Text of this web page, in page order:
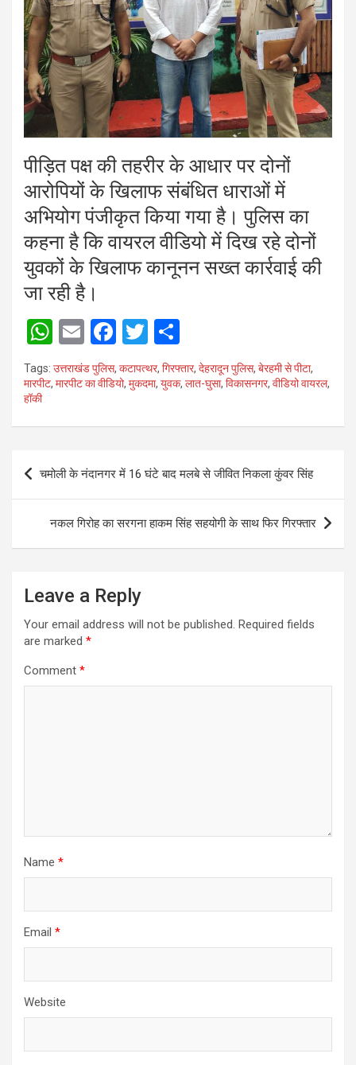
पीड़ित पक्ष की तहरीर के आधार पर दोनों
आरोपियों के खिलाफ संबंधित धाराओं में
अभियोग पंजीकृत किया गया है। पुलिस का
कहना है कि वायरल वीडियो में दिख रहे दोनों
युवकों के खिलाफ कानूनन सख्त कार्रवाई की
जा रही है।
W
h
at
A
p
E
m
ail
F
a
ce
o
o
k
T
wi
tt
h
ar
Tags: उत्तराखंड पुलिस, कटापत्थर, गिरफ्तार, देहरादून पुलिस, बेरहमी से पीटा,
मारपीट, मारपीट का वीडियो, मुकदमा, युवक, लात-घुसा, विकासनगर, वीडियो वायरल,
हॉकी
Post
navigation
चमोली के नंदानगर में 16 घंटे बाद मलबे से जीवित निकला कुंवर सिंह
नकल गिरोह का सरगना हाकम सिंह सहयोगी के साथ फिर गिरफ्तार
Leave a Reply
Your email address will not be published. Required fields
are marked *
Comment *
Name *
Email *
Website